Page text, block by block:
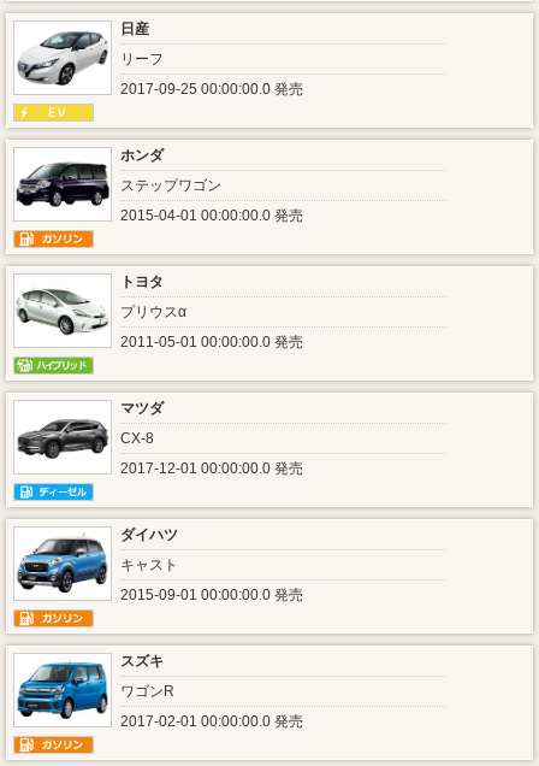
日産
リーフ
2017-09-25 00:00:00.0 発売
ホンダ
ステップワゴン
2015-04-01 00:00:00.0 発売
トヨタ
プリウスα
2011-05-01 00:00:00.0 発売
マツダ
CX-8
2017-12-01 00:00:00.0 発売
ダイハツ
キャスト
2015-09-01 00:00:00.0 発売
スズキ
ワゴンR
2017-02-01 00:00:00.0 発売